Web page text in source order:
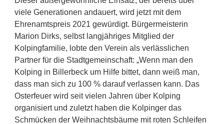
viele Generationen andauert, wird jetzt mit dem
Ehrenamtspreis 2021 gewürdigt. Bürgermeisterin
Marion Dirks, selbst langjähriges Mitglied der
Kolpingfamilie, lobte den Verein als verlässlichen
Partner für die Stadtgemeinschaft: „Wenn man den
Kolping in Billerbeck um Hilfe bittet, dann weiß man,
dass man sich zu 100 % darauf verlassen kann. Das
Osterfeuer wird seit vielen Jahren über Kolping
organisiert und zuletzt haben die Kolpinger das
Schmücken der Weihnachtsbäume mit roten Schleifen